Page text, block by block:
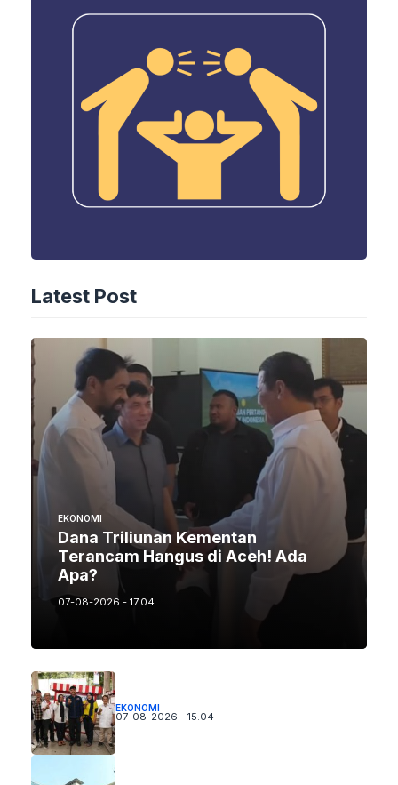
Latest Post
EKONOMI
Dana Triliunan Kementan
Terancam Hangus di Aceh! Ada
Apa?
07-08-2026 - 17.04
EKONOMI
07-08-2026 - 15.04